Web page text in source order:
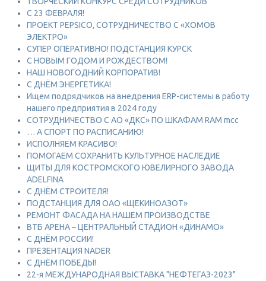
C 23 ФЕВРАЛЯ!
ПРОЕКТ PEPSICO, СОТРУДНИЧЕСТВО С «ХОМОВ
ЭЛЕКТРО»
СУПЕР ОПЕРАТИВНО! ПОДСТАНЦИЯ КУРСК
С НОВЫМ ГОДОМ И РОЖДЕСТВОМ!
НАШ НОВОГОДНИЙ КОРПОРАТИВ!
С ДНЁМ ЭНЕРГЕТИКА!
Ищем подрядчиков на внедрения ERP-системы в работу
нашего предприятия в 2024 году
СОТРУДНИЧЕСТВО С АО «ДКС» ПО ШКАФАМ RAM mcc
… А СПОРТ ПО РАСПИСАНИЮ!
ИСПОЛНЯЕМ КРАСИВО!
ПОМОГАЕМ СОХРАНИТЬ КУЛЬТУРНОЕ НАСЛЕДИЕ
ЩИТЫ ДЛЯ КОСТРОМСКОГО ЮВЕЛИРНОГО ЗАВОДА
ADELFINA
С ДНЁМ СТРОИТЕЛЯ!
ПОДСТАНЦИЯ ДЛЯ ОАО «ЩЕКИНОАЗОТ»
РЕМОНТ ФАСАДА НА НАШЕМ ПРОИЗВОДСТВЕ
ВТБ АРЕНА – ЦЕНТРАЛЬНЫЙ СТАДИОН «ДИНАМО»
С ДНЁМ РОССИИ!
ПРЕЗЕНТАЦИЯ NADER
С ДНЁМ ПОБЕДЫ!
22-я МЕЖДУНАРОДНАЯ ВЫСТАВКА "НЕФТЕГАЗ-2023"